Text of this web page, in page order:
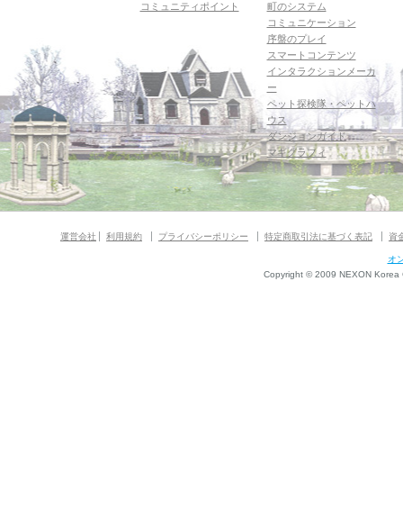
コミュニティポイント
町のシステム
コミュニケーション
序盤のプレイ
スマートコンテンツ
インタラクションメーカ
ー
ペット探検隊・ペットハ
ウス
ダンジョンガイド
マギグラフィ
運営会社 利用規約 プライバシーポリシー 特定商取引法に基づく表記 資
オ
Copyright © 2009 NEXON Korea